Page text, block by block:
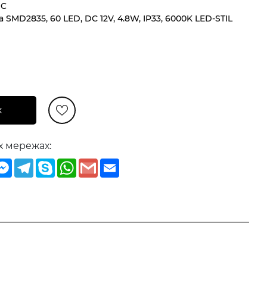
SMD2835, 60 LED, DC 12V, 4.8W, IP33, 6000K LED-STIL
мережах:
Messenger
Telegram
SkypeWhatsApp
Gmail